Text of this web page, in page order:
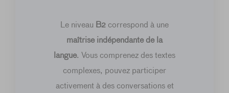
Le niveau B2 correspond à une
maîtrise indépendante de la
langue. Vous comprenez des textes
complexes, pouvez participer
activement à des conversations et